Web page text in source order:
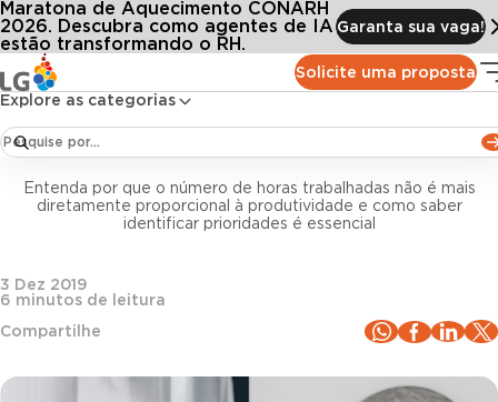
Solicite uma proposta
Explore as categorias
Maratona de Aquecimento CONARH
2026. Descubra como agentes de IA
estão transformando o RH.
Garanta sua vaga!
Conteúdos Blog LG Todos os artigos
para melhorar a gestão do tempo em sua empresa e aumentar a
Gestão de pessoas
3 dicas para melhorar a gestão do tempo em sua
empresa e aumentar a produtividade
Entenda por que o número de horas trabalhadas não é mais
diretamente proporcional à produtividade e como saber
identificar prioridades é essencial
3 Dez 2019
6 minutos de leitura
Compartilhe